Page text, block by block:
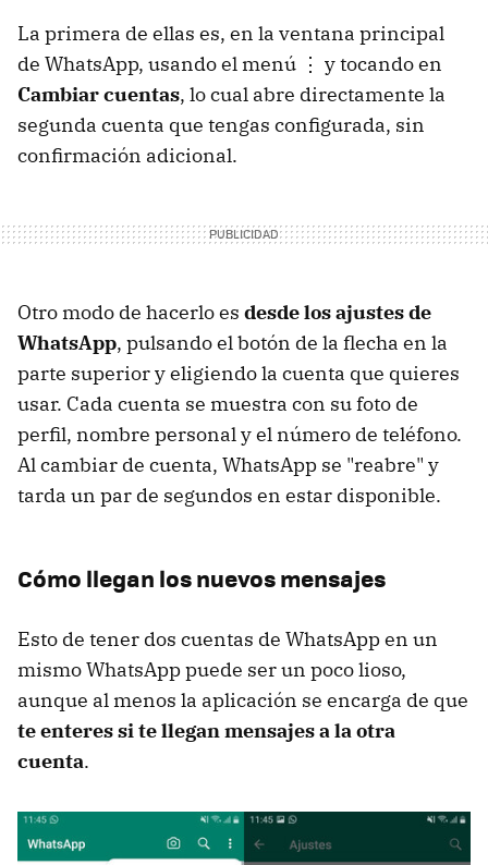
La primera de ellas es, en la ventana principal
de WhatsApp, usando el menú ⋮ y tocando en
Cambiar cuentas, lo cual abre directamente la
segunda cuenta que tengas configurada, sin
confirmación adicional.
Otro modo de hacerlo es desde los ajustes de
WhatsApp, pulsando el botón de la flecha en la
parte superior y eligiendo la cuenta que quieres
usar. Cada cuenta se muestra con su foto de
perfil, nombre personal y el número de teléfono.
Al cambiar de cuenta, WhatsApp se "reabre" y
tarda un par de segundos en estar disponible.
Cómo llegan los nuevos mensajes
Esto de tener dos cuentas de WhatsApp en un
mismo WhatsApp puede ser un poco lioso,
aunque al menos la aplicación se encarga de que
te enteres si te llegan mensajes a la otra
cuenta.